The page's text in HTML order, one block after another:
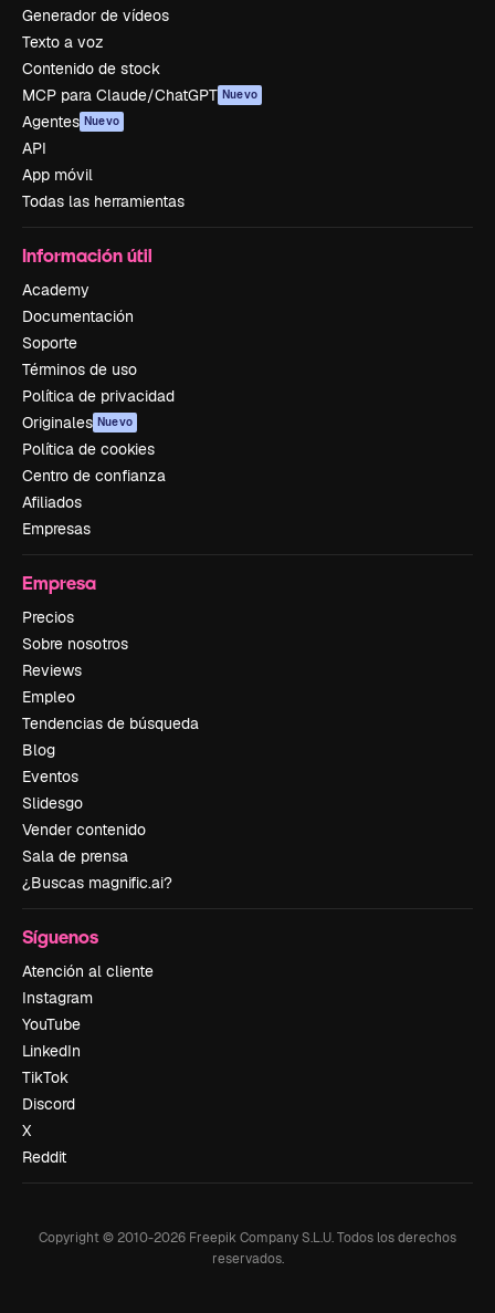
Generador de vídeos
Texto a voz
Contenido de stock
MCP para Claude/ChatGPT Nuevo
Agentes Nuevo
API
App móvil
Todas las herramientas
Información útil
Academy
Documentación
Soporte
Términos de uso
Política de privacidad
Originales Nuevo
Política de cookies
Centro de confianza
Afiliados
Empresas
Empresa
Precios
Sobre nosotros
Reviews
Empleo
Tendencias de búsqueda
Blog
Eventos
Slidesgo
Vender contenido
Sala de prensa
¿Buscas magnific.ai?
Síguenos
Atención al cliente
Instagram
YouTube
LinkedIn
TikTok
Discord
X
Reddit
Copyright © 2010-2026 Freepik Company S.L.U.Todos los derechos
reservados.